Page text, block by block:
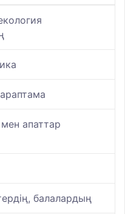
апаттар
балалардың